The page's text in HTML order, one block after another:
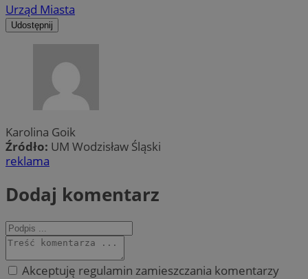
Urząd Miasta
Udostępnij
Karolina Goik
Źródło: UM Wodzisław Śląski
reklama
Dodaj komentarz
Akceptuję regulamin zamieszczania komentarzy